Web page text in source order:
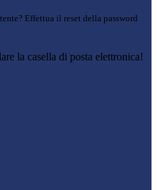
Effettua il reset della password
la casella di posta elettronica!